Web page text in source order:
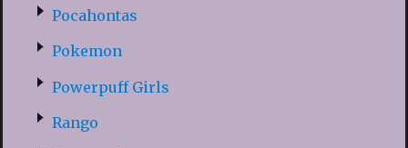
Pocahontas
Pokemon
Powerpuff Girls
Rango